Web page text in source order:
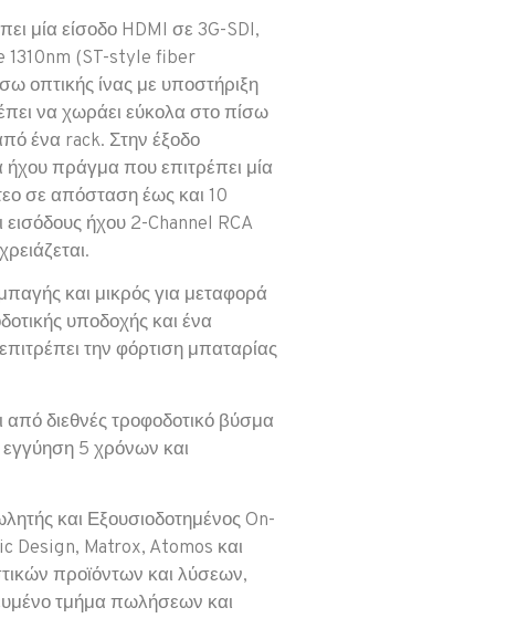
μία είσοδο HDMI σε 3G-SDI,
1310nm (ST-style fiber
οπτικής ίνας με υποστήριξη
να χωράει εύκολα στο πίσω
ένα rack. Στην έξοδο
πράγμα που επιτρέπει μία
σε απόσταση έως και 10
ήχου 2-Channel RCA
και μικρός για μεταφορά
υποδοχής και ένα
την φόρτιση μπαταρίας
από διεθνές τροφοδοτικό βύσμα
5 χρόνων και
και Εξουσιοδοτημένος On-
Design, Matrox, Atomos και
προϊόντων και λύσεων,
τμήμα πωλήσεων και